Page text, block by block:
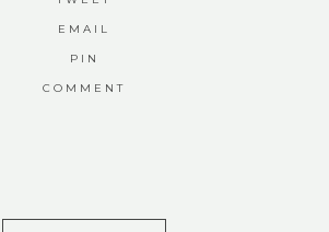
EMAIL
PIN
COMMENT